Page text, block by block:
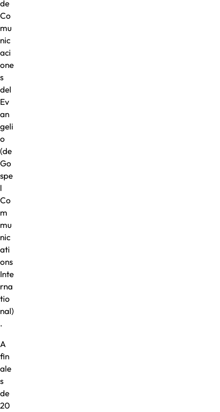
de
Co
mu
nic
aci
one
s
del
Ev
an
geli
o
(de
Go
spe
l
Co
m
mu
nic
ati
ons
Inte
rna
tio
nal)
.
A
fin
ale
s
de
20